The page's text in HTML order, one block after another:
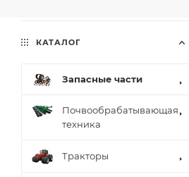
КАТАЛОГ
Запасные части
Почвообрабатывающая
техника
Тракторы